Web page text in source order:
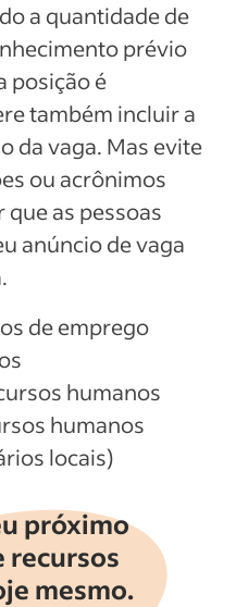
a quantidade de
prévio
posição é
também incluir a
da vaga. Mas evite
ou acrônimos
as pessoas
anúncio de vaga
de emprego
humanos
humanos
locais)
próximo
recursos
mesmo.